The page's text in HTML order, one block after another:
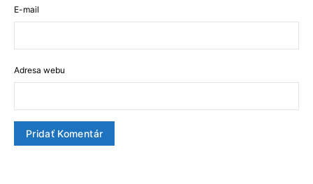
E-mail
Adresa webu